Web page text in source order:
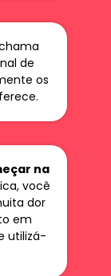
de
os
na
você
dor
em
utilizá-